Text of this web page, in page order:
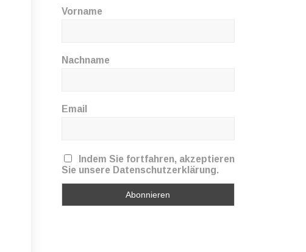
Vorname
Nachname
Email
Indem Sie fortfahren, akzeptieren
Sie unsere Datenschutzerklärung.